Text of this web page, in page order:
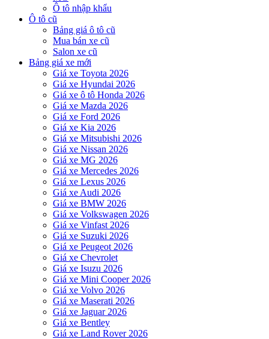
Ô tô nhập khẩu
Ô tô cũ
Bảng giá ô tô cũ
Mua bán xe cũ
Salon xe cũ
Bảng giá xe mới
Giá xe Toyota 2026
Giá xe Hyundai 2026
Giá xe ô tô Honda 2026
Giá xe Mazda 2026
Giá xe Ford 2026
Giá xe Kia 2026
Giá xe Mitsubishi 2026
Giá xe Nissan 2026
Giá xe MG 2026
Giá xe Mercedes 2026
Giá xe Lexus 2026
Giá xe Audi 2026
Giá xe BMW 2026
Giá xe Volkswagen 2026
Giá xe Vinfast 2026
Giá xe Suzuki 2026
Giá xe Peugeot 2026
Giá xe Chevrolet
Giá xe Isuzu 2026
Giá xe Mini Cooper 2026
Giá xe Volvo 2026
Giá xe Maserati 2026
Giá xe Jaguar 2026
Giá xe Bentley
Giá xe Land Rover 2026